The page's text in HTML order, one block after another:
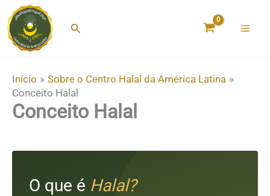
para
Pesquisar
Início
Sobre o Centro Halal da América Latina
Conceito Halal
Conceito Halal
O que é Halal?